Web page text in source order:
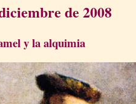
de 2008
y la alquimia